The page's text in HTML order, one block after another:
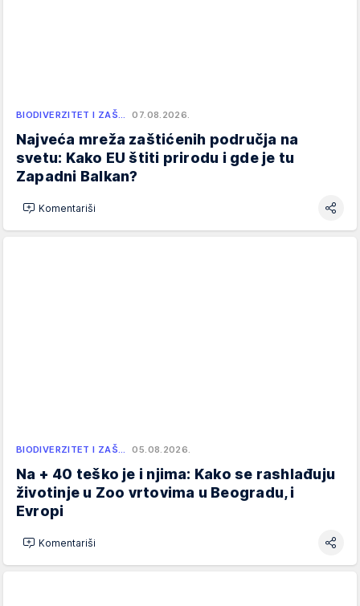
BIODIVERZITET I ZAŠ… 07.08.2026.
Najveća mreža zaštićenih područja na
svetu: Kako EU štiti prirodu i gde je tu
Zapadni Balkan?
Komentariši
BIODIVERZITET I ZAŠ… 05.08.2026.
Na + 40 teško je i njima: Kako se rashlađuju
životinje u Zoo vrtovima u Beogradu, i
Evropi
Komentariši